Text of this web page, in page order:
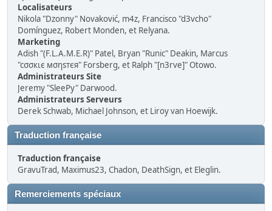
Localisateurs
Nikola "Dzonny" Novaković, m4z, Francisco "d3vcho"
Domínguez, Robert Monden, et Relyana.
Marketing
Adish "(F.L.A.M.E.R)" Patel, Bryan "Runic" Deakin, Marcus
"cσσкιє мσηѕтєя" Forsberg, et Ralph "[n3rve]" Otowo.
Administrateurs Site
Jeremy "SleePy" Darwood.
Administrateurs Serveurs
Derek Schwab, Michael Johnson, et Liroy van Hoewijk.
Traduction française
Traduction française
GravuTrad, Maximus23, Chadon, DeathSign, et Eleglin.
Remerciements spéciaux